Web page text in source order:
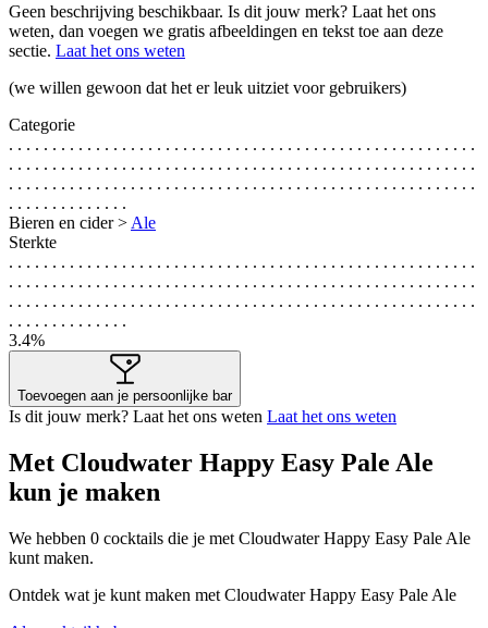
Geen beschrijving beschikbaar. Is dit jouw merk? Laat het ons
weten, dan voegen we gratis afbeeldingen en tekst toe aan deze
sectie. Laat het ons weten
(we willen gewoon dat het er leuk uitziet voor gebruikers)
Categorie
. . . . . . . . . . . . . . . . . . . . . . . . . . . . . . . . . . . . . . . . . . . . . . . . . . . . . .
. . . . . . . . . . . . . . . . . . . . . . . . . . . . . . . . . . . . . . . . . . . . . . . . . . . . . .
. . . . . . . . . . . . . . . . . . . . . . . . . . . . . . . . . . . . . . . . . . . . . . . . . . . . . .
. . . . . . . . . . . . . .
Bieren en cider > Ale
Sterkte
. . . . . . . . . . . . . . . . . . . . . . . . . . . . . . . . . . . . . . . . . . . . . . . . . . . . . .
. . . . . . . . . . . . . . . . . . . . . . . . . . . . . . . . . . . . . . . . . . . . . . . . . . . . . .
. . . . . . . . . . . . . . . . . . . . . . . . . . . . . . . . . . . . . . . . . . . . . . . . . . . . . .
. . . . . . . . . . . . . .
3.4%
Toevoegen aan je persoonlijke bar
Is dit jouw merk? Laat het ons weten Laat het ons weten
Met Cloudwater Happy Easy Pale Ale
kun je maken
We hebben 0 cocktails die je met Cloudwater Happy Easy Pale Ale
kunt maken.
Ontdek wat je kunt maken met Cloudwater Happy Easy Pale Ale